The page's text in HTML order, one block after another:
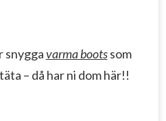
snyggavarma bootssom
– då har ni dom här!!